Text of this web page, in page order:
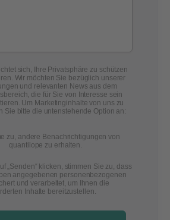
sich, Ihre Privatsphäre zu schützen
Wir möchten Sie bezüglich unserer
und relevanten News aus dem
die für Sie von Interesse sein
Um Marketinginhalte von uns zu
Sie bitte die untenstehende Option an:
zu, andere Benachrichtigungen von
quantilope zu erhalten.
„Senden“ klicken, stimmen Sie zu, dass
angegebenen personenbezogenen
und verarbeitet, um Ihnen die
Inhalte bereitzustellen.